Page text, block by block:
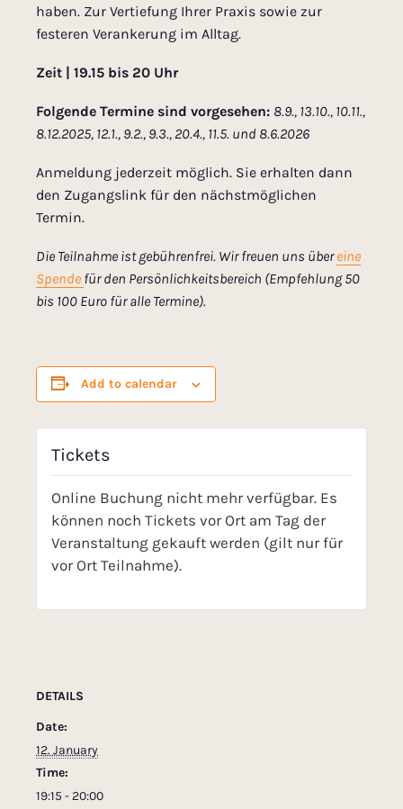
haben. Zur Vertiefung Ihrer Praxis sowie zur
festeren Verankerung im Alltag.
Zeit | 19.15 bis 20 Uhr
Folgende Termine sind vorgesehen: 8.9., 13.10., 10.11.,
8.12.2025, 12.1., 9.2., 9.3., 20.4., 11.5. und 8.6.2026
Anmeldung jederzeit möglich. Sie erhalten dann
den Zugangslink für den nächstmöglichen
Termin.
Die Teilnahme ist gebührenfrei. Wir freuen uns übereine
Spende für den Persönlichkeitsbereich (Empfehlung 50
bis 100 Euro für alle Termine).
Add to calendar
DETAILS
Date:
12. January
Time:
19:15 - 20:00
Tickets
Online Buchung nicht mehr verfügbar. Es
können noch Tickets vor Ort am Tag der
Veranstaltung gekauft werden (gilt nur für
vor Ort Teilnahme).